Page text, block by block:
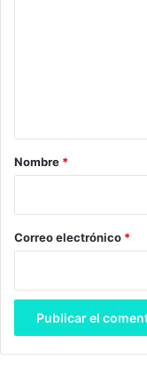
r
*
Nombre *
Correo electrónico *